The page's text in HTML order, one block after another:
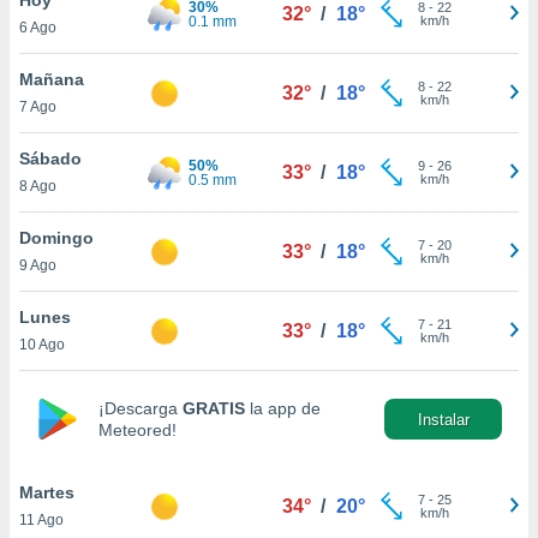
en
más
nuestra
de
aceptar
de
6 Ago
30%
0.1 mm
32° / 18° 8- 22
km/h
Mañana
7 Ago
32° / 18° 8- 22
km/h
Sábado
8 Ago
50%
0.5 mm
33° / 18° 9- 26
km/h
Domingo
9 Ago
33° / 18° 7- 20
km/h
Lunes
10 Ago
33° / 18° 7- 21
km/h
¡Descarga GRATIS la app de
Meteored!
Instalar
Martes
11 Ago
34° / 20° 7- 25
km/h